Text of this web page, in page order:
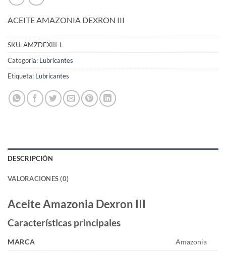
ACEITE AMAZONIA DEXRON III
SKU:AMZDEXIII-L
Categoría: Lubricantes
Etiqueta: Lubricantes
DESCRIPCIÓN
VALORACIONES (0)
Aceite Amazonia Dexron III
Características principales
MARCA
Amazonia